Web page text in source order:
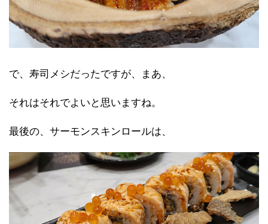
で、寿司メシだったですが、まあ、
それはそれでよいと思いますね。
最後の、サーモンスキンロールは、